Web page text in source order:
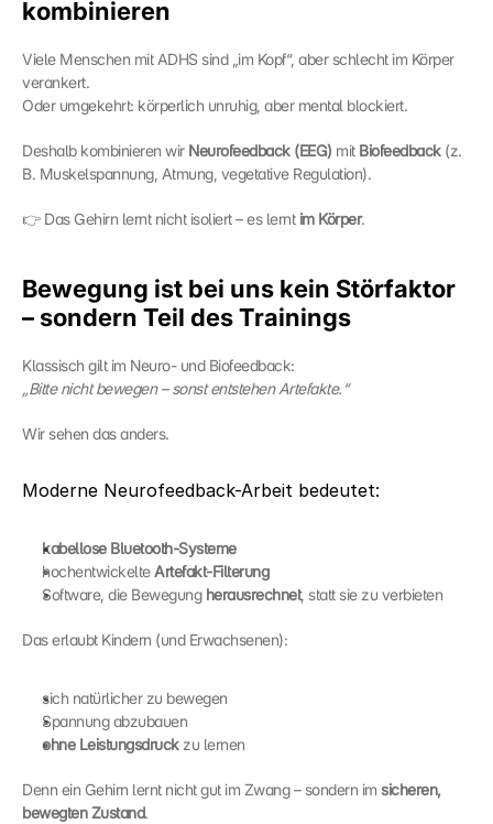
kombinieren
Viele Menschen mit ADHS sind „im Kopf“, aber schlecht im Körper
verankert.
Oder umgekehrt: körperlich unruhig, aber mental blockiert.
Deshalb kombinieren wir Neurofeedback (EEG) mit Biofeedback (z.
B. Muskelspannung, Atmung, vegetative Regulation).
👉 Das Gehirn lernt nicht isoliert – es lernt im Körper.
Bewegung ist bei uns kein Störfaktor
– sondern Teil des Trainings
Klassisch gilt im Neuro- und Biofeedback:
„Bitte nicht bewegen – sonst entstehen Artefakte.“
Wir sehen das anders.
Moderne Neurofeedback-Arbeit bedeutet:
kabellose Bluetooth-Systeme
hochentwickelte Artefakt-Filterung
Software, die Bewegung herausrechnet, statt sie zu verbieten
Das erlaubt Kindern (und Erwachsenen):
sich natürlicher zu bewegen
Spannung abzubauen
ohne Leistungsdruck zu lernen
Denn ein Gehirn lernt nicht gut im Zwang – sondern im sicheren,
bewegten Zustand.